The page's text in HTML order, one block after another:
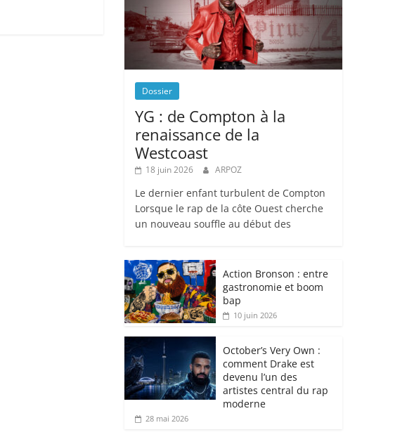
Dossier
YG : de Compton à la
renaissance de la
Westcoast
18 juin 2026 ARPOZ
Le dernier enfant turbulent de Compton
Lorsque le rap de la côte Ouest cherche
un nouveau souffle au début des
Action Bronson : entre
gastronomie et boom
bap
10 juin 2026
October’s Very Own :
comment Drake est
devenu l’un des
artistes central du rap
moderne
28 mai 2026